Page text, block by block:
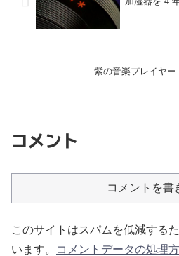
紫の音楽プレイヤー
コメント
コメントを書
このサイトはスパムを低減する
います。
コメントデータの処理